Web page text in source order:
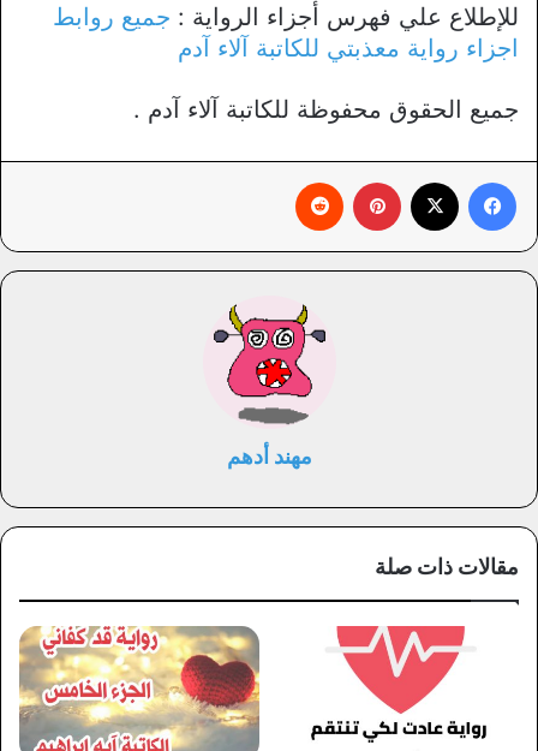
للإطلاع علي فهرس أجزاء الرواية : جميع روابط
اجزاء رواية معذبتي للكاتبة آلاء آدم
جميع الحقوق محفوظة للكاتبة آلاء آدم .
مهند أدهم
مقالات ذات صلة